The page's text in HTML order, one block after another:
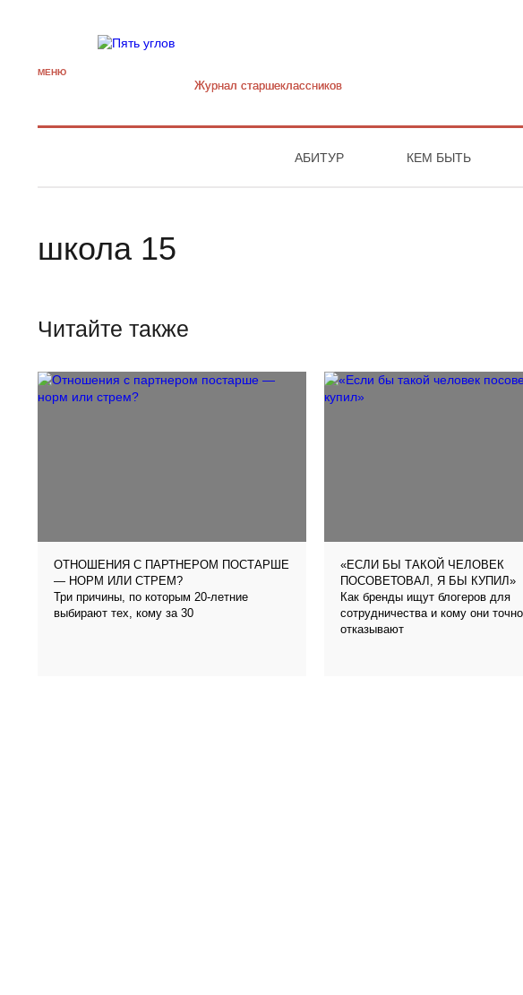
МЕНЮ
Журнал старшекласcников
АБИТУР КЕМ БЫТЬ
школа 15
Читайте также
ОТНОШЕНИЯ С ПАРТНЕРОМ ПОСТАРШЕ
— НОРМ ИЛИ СТРЕМ?
Три причины, по которым 20-летние
выбирают тех, кому за 30
«ЕСЛИ БЫ ТАКОЙ ЧЕЛОВЕК
ПОСОВЕТОВАЛ, Я БЫ КУПИЛ»
Как бренды ищут блогеров для
сотрудничества и кому они точно
отказывают